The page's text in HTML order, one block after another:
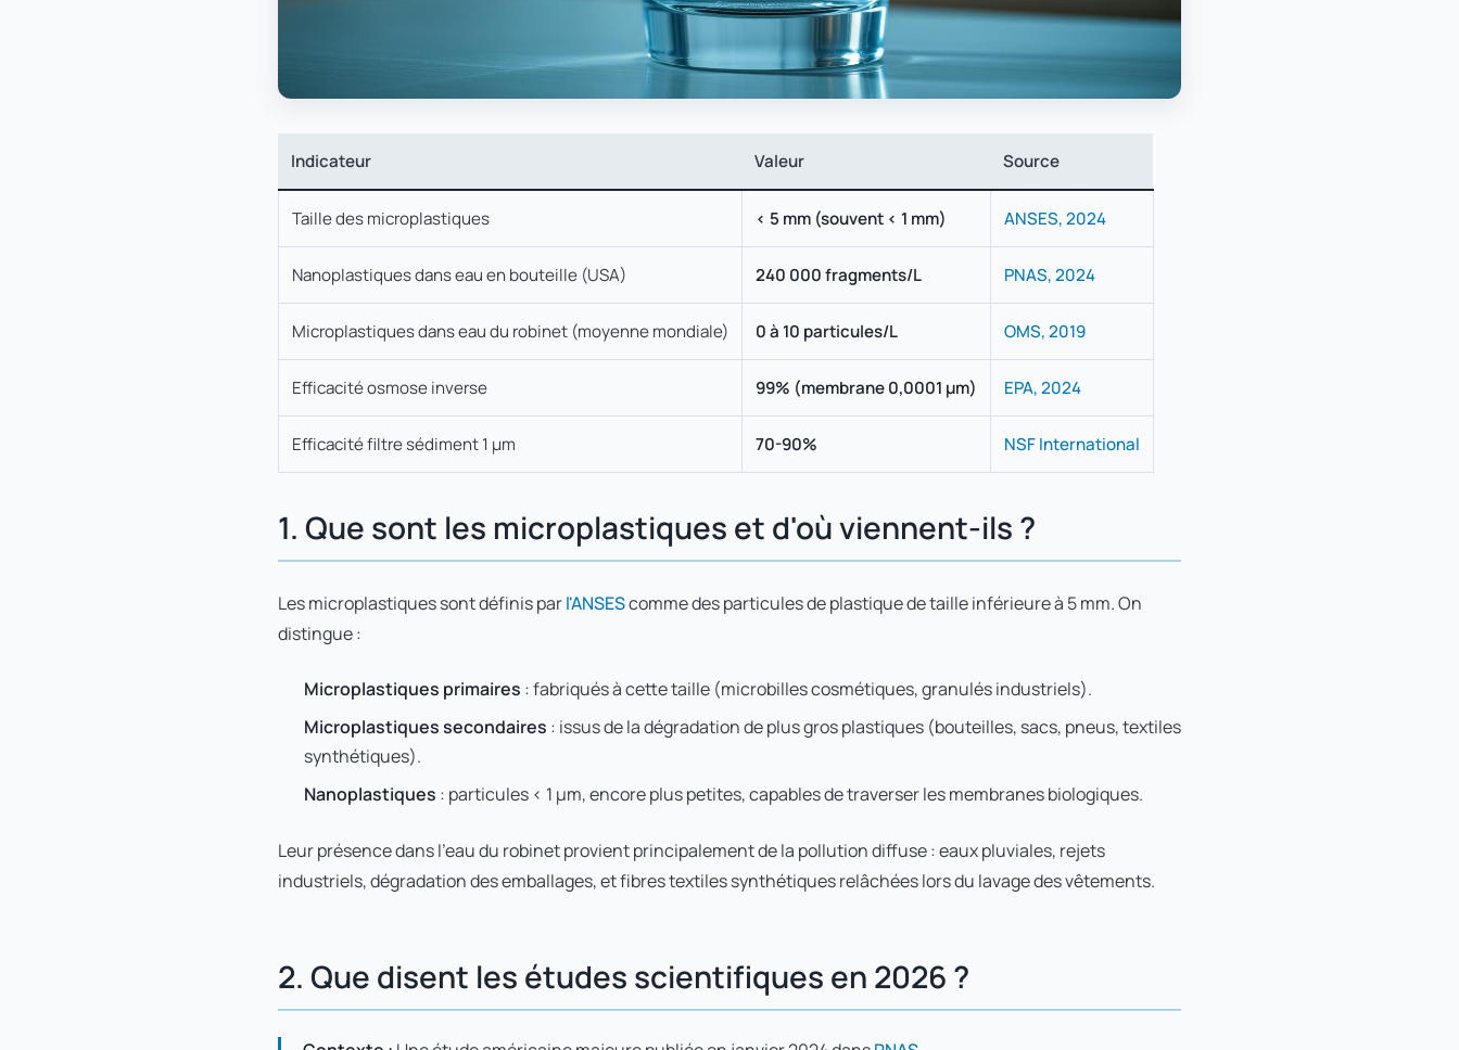
Indicateur Valeur Source
Taille des microplastiques < 5 mm (souvent < 1 mm) ANSES, 2024
Nanoplastiques dans eau en bouteille (USA) 240 000 fragments/L PNAS, 2024
Microplastiques dans eau du robinet (moyenne mondiale) 0 à 10 particules/L OMS, 2019
Efficacité osmose inverse 99% (membrane 0,0001 µm) EPA, 2024
Efficacité filtre sédiment 1 µm 70-90% NSF International
1. Que sont les microplastiques et d'où viennent-ils ?
Les microplastiques sont définis parl'ANSEScomme des particules de plastique de taille inférieure à 5 mm. On
distingue :
Microplastiques primaires : fabriqués à cette taille (microbilles cosmétiques, granulés industriels).
Microplastiques secondaires : issus de la dégradation de plus gros plastiques (bouteilles, sacs, pneus, textiles
synthétiques).
Nanoplastiques : particules < 1 µm, encore plus petites, capables de traverser les membranes biologiques.
Leur présence dans l'eau du robinet provient principalement de la pollution diffuse : eaux pluviales, rejets
industriels, dégradation des emballages, et fibres textiles synthétiques relâchées lors du lavage des vêtements.
2. Que disent les études scientifiques en 2026 ?